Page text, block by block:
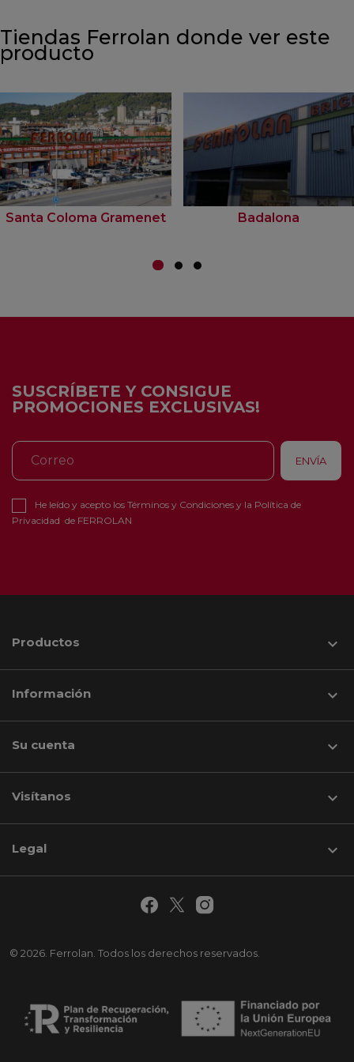
Tiendas Ferrolan donde ver este
producto
Santa Coloma Gramenet Badalona
SUSCRÍBETE Y CONSIGUE
PROMOCIONES EXCLUSIVAS!
He leído y acepto los Términos y Condiciones y la Política de
Privacidad de FERROLAN
Productos 
Información 
Su cuenta 
Visítanos keyboard_arrow_down
© 2026. Ferrolan. Todos los derechos reservados.
Legal 